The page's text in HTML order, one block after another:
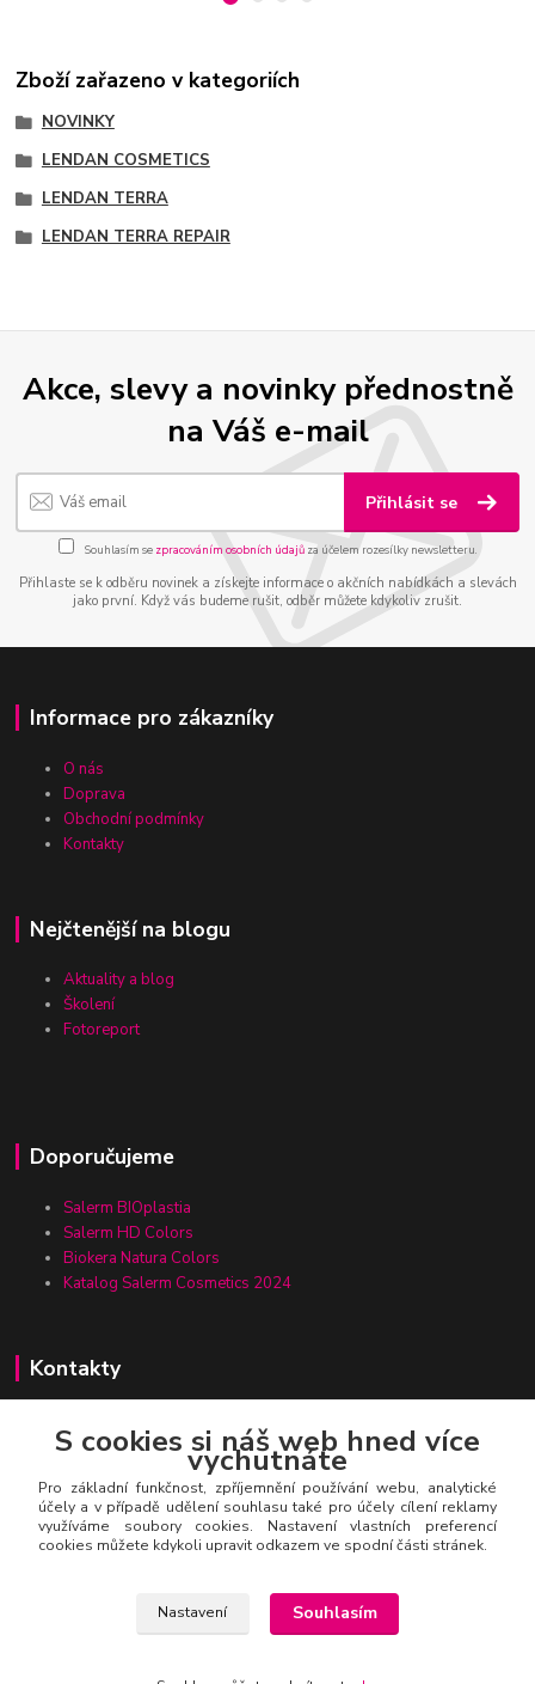
Zboží zařazeno v kategoriích
NOVINKY
LENDAN COSMETICS
LENDAN TERRA
LENDAN TERRA REPAIR
Akce, slevy a novinky přednostně
na Váš e-mail
Přihlásit se
Souhlasím se zpracováním osobních údajůza účelem rozesílky newsletteru.
Přihlaste se k odběru novinek a získejte informace o akčních nabídkách a slevách
jako první. Když vás budeme rušit, odběr můžete kdykoliv zrušit.
Informace pro zákazníky
O nás
Doprava
Obchodní podmínky
Kontakty
Nejčtenější na blogu
Aktuality a blog
Školení
Fotoreport
Doporučujeme
Salerm BIOplastia
Salerm HD Colors
Biokera Natura Colors
Katalog Salerm Cosmetics 2024
Kontakty
Zákaznická linka Salerm.cz
+420 777 271 199
salerm@salerm.cz
S cookies si náš web hned více
vychutnáte
Pro základní funkčnost, zpříjemnění používání webu, analytické
účely a v případě udělení souhlasu také pro účely cílení reklamy
využíváme soubory cookies. Nastavení vlastních preferencí
cookies můžete kdykoli upravit odkazem ve spodní části stránek.
Nastavení Souhlasím